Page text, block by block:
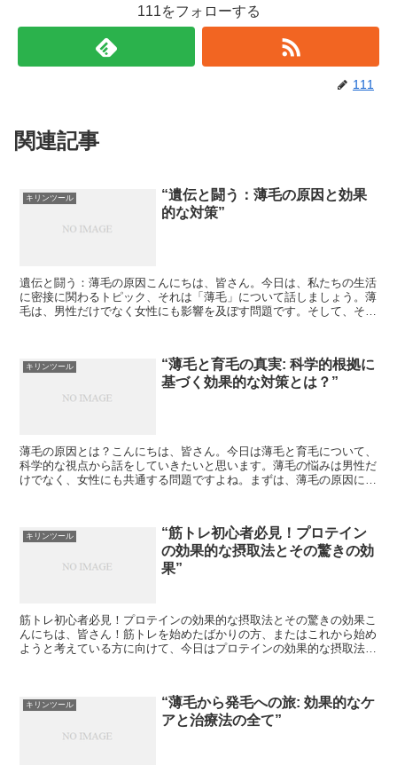
111をフォローする
111
関連記事
キリンツール
“遺伝と闘う：薄毛の原因と効果
的な対策”
遺伝と闘う：薄毛の原因こんにちは、皆さん。今日は、私たちの生活
に密接に関わるトピック、それは「薄毛」について話しましょう。薄
毛は、男性だけでなく女性にも影響を及ぼす問題です。そして、その
キリンツール
“薄毛と育毛の真実: 科学的根拠に
基づく効果的な対策とは？”
薄毛の原因とは？こんにちは、皆さん。今日は薄毛と育毛について、
科学的な視点から話をしていきたいと思います。薄毛の悩みは男性だ
けでなく、女性にも共通する問題ですよね。まずは、薄毛の原因につ
キリンツール
“筋トレ初心者必見！プロテイン
の効果的な摂取法とその驚きの効
果”
筋トレ初心者必見！プロテインの効果的な摂取法とその驚きの効果こ
んにちは、皆さん！筋トレを始めたばかりの方、またはこれから始め
ようと考えている方に向けて、今日はプロテインの効果的な摂取法と
キリンツール
“薄毛から発毛への旅: 効果的なケ
アと治療法の全て”